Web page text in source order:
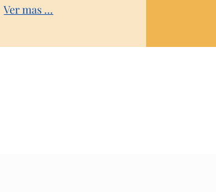
Ver mas ...